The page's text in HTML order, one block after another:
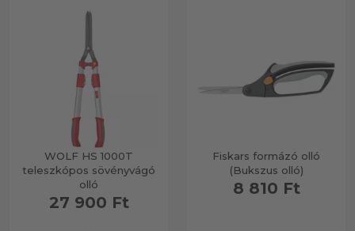
WOLF HS 1000T
teleszkópos sövényvágó
olló
27 900 Ft
Fiskars formázó olló
(Bukszus olló)
8 810 Ft